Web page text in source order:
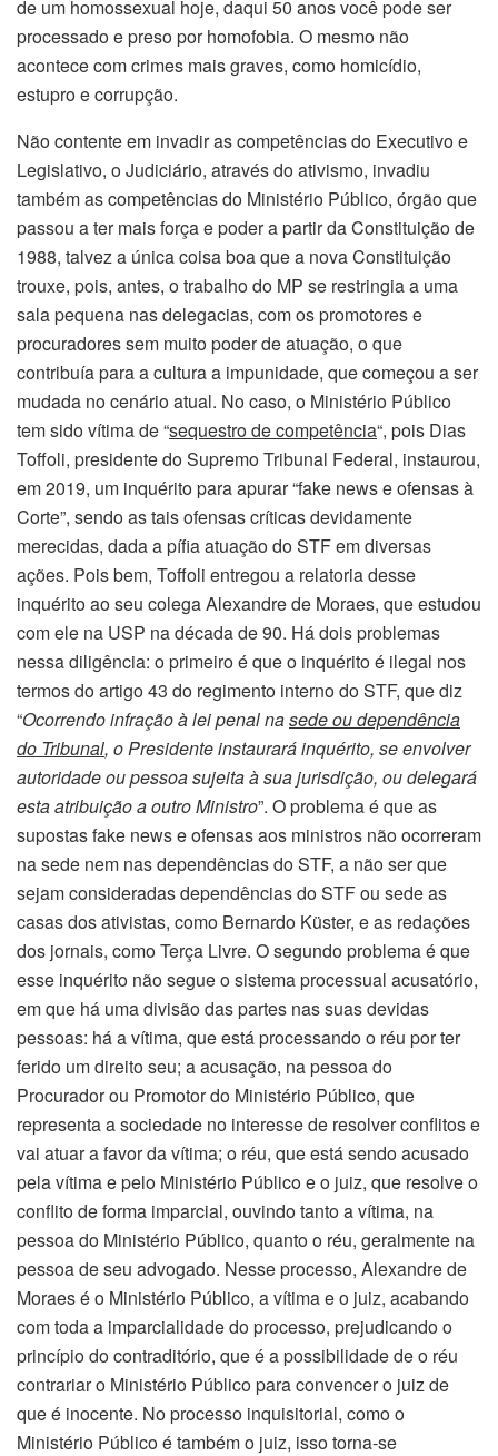
de um homossexual hoje, daqui 50 anos você pode ser
processado e preso por homofobia. O mesmo não
acontece com crimes mais graves, como homicídio,
estupro e corrupção.
Não contente em invadir as competências do Executivo e
Legislativo, o Judiciário, através do ativismo, invadiu
também as competências do Ministério Público, órgão que
passou a ter mais força e poder a partir da Constituição de
1988, talvez a única coisa boa que a nova Constituição
trouxe, pois, antes, o trabalho do MP se restringia a uma
sala pequena nas delegacias, com os promotores e
procuradores sem muito poder de atuação, o que
contribuía para a cultura a impunidade, que começou a ser
mudada no cenário atual. No caso, o Ministério Público
tem sido vítima de “sequestro de competência“, pois Dias
Toffoli, presidente do Supremo Tribunal Federal, instaurou,
em 2019, um inquérito para apurar “fake news e ofensas à
Corte”, sendo as tais ofensas críticas devidamente
merecidas, dada a pífia atuação do STF em diversas
ações. Pois bem, Toffoli entregou a relatoria desse
inquérito ao seu colega Alexandre de Moraes, que estudou
com ele na USP na década de 90. Há dois problemas
nessa diligência: o primeiro é que o inquérito é ilegal nos
termos do artigo 43 do regimento interno do STF, que diz
“Ocorrendo infração à lei penal nasede ou dependência
do Tribunal, o Presidente instaurará inquérito, se envolver
autoridade ou pessoa sujeita à sua jurisdição, ou delegará
esta atribuição a outro Ministro”. O problema é que as
supostas fake news e ofensas aos ministros não ocorreram
na sede nem nas dependências do STF, a não ser que
sejam consideradas dependências do STF ou sede as
casas dos ativistas, como Bernardo Küster, e as redações
dos jornais, como Terça Livre. O segundo problema é que
esse inquérito não segue o sistema processual acusatório,
em que há uma divisão das partes nas suas devidas
pessoas: há a vítima, que está processando o réu por ter
ferido um direito seu; a acusação, na pessoa do
Procurador ou Promotor do Ministério Público, que
representa a sociedade no interesse de resolver conflitos e
vai atuar a favor da vítima; o réu, que está sendo acusado
pela vítima e pelo Ministério Público e o juiz, que resolve o
conflito de forma imparcial, ouvindo tanto a vítima, na
pessoa do Ministério Público, quanto o réu, geralmente na
pessoa de seu advogado. Nesse processo, Alexandre de
Moraes é o Ministério Público, a vítima e o juiz, acabando
com toda a imparcialidade do processo, prejudicando o
princípio do contraditório, que é a possibilidade de o réu
contrariar o Ministério Público para convencer o juiz de
que é inocente. No processo inquisitorial, como o
Ministério Público é também o juiz, isso torna-se